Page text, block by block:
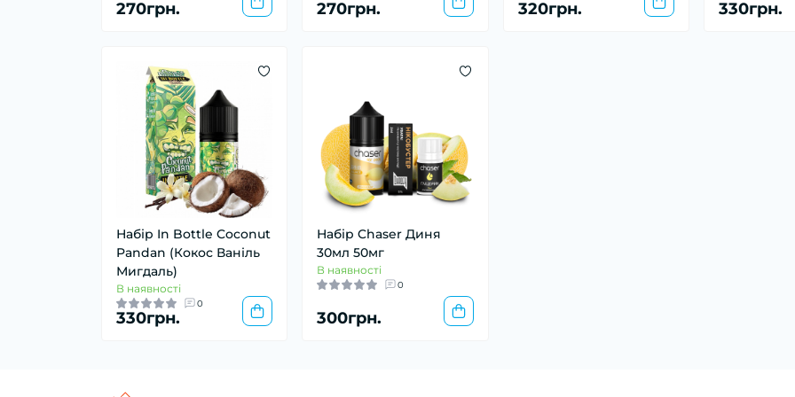
270грн. 270грн. 320грн. 330грн.
Набір In Bottle Coconut
Pandan (Кокос Ваніль
Мигдаль)
В наявності
0
330грн.
Набір Chaser Диня
30мл 50мг
В наявності
0
300грн.